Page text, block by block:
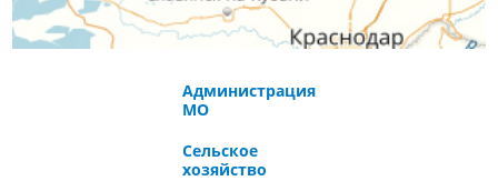
Администрация
МО
Сельское
хозяйство